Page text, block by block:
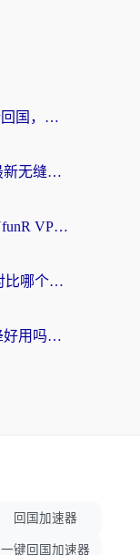
海外党必看：除了Surfshark翻墙回国，这些加速器选择技巧你真的懂吗？
回国后怎么翻墙？海外党2026最新无缝访问国内资源全攻略（附对比实测）
海外党必看：ChickCN VPN和UfunR VPN对比哪个回国效果更好？附实用选择指南
云极VPN好用吗？和回国VPN对比哪个回国效果更好？海外党亲测避坑指南
海外党必看：雷神手游和甜蜜蜂好用吗？3步选对回国加速器无缝刷国内资源
回国加速器
一键回国加速器